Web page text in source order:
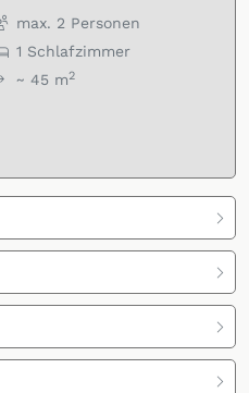
max. 2 Personen
1 Schlafzimmer
~ 45 m2